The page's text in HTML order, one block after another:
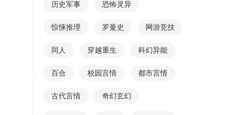
历史军事 恐怖灵异
惊悚推理 罗曼史 网游竞技
同人 穿越重生 科幻异能
百合 校园言情 都市言情
古代言情 奇幻玄幻